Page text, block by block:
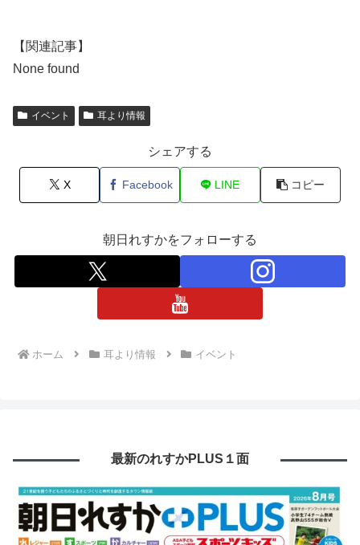
【関連記事】
None found
イベント 耳より情報
シェアする
X Facebook LINE コピー
朝日れすかをフォローする
ホーム 耳より情報 イベント
最新のれすかPLUS１面